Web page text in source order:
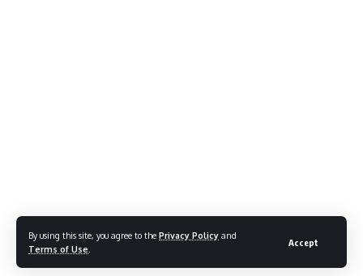
By using this site, you agree to the Privacy Policy and
Terms of Use
Accept